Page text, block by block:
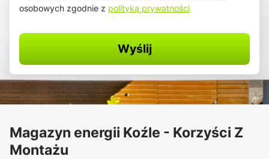
osobowych zgodnie z polityką prywatności
Wyślij
Magazyn energii Koźle - Korzyści Z
Montażu